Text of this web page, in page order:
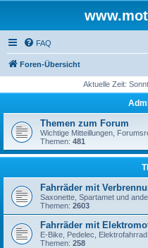
FAQ
Foren-Übersicht
Aktuelle Zeit:
Themen zum Forum
Wichtige Mitteillungen,
Themen: 481
Fahrräder mit
Saxonette, Spartamet und
Themen: 2603
Fahrräder mit
E-Bike, Pedelec, Elektrofahrrad
Themen: 258